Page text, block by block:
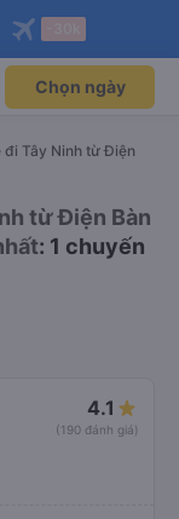
Mở app
Mở app
Chọn ngày
đi Tây Ninh từ Điện
từ Điện Bàn
: 1 chuyến
4.1
(190 đánh giá)